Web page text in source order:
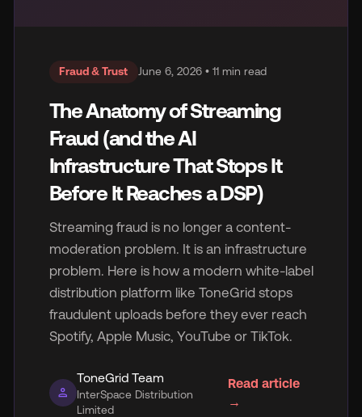
Fraud & Trust June 6, 2026 • 11 min read
The Anatomy of Streaming
Fraud (and the AI
Infrastructure That Stops It
Before It Reaches a DSP)
Streaming fraud is no longer a content-
moderation problem. It is an infrastructure
problem. Here is how a modern white-label
distribution platform like ToneGrid stops
fraudulent uploads before they ever reach
Spotify, Apple Music, YouTube or TikTok.
person
ToneGrid Team
InterSpace Distribution
Limited
Read article
→